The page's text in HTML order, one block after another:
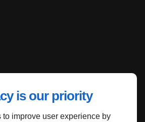
is our priority
to improve user experience by